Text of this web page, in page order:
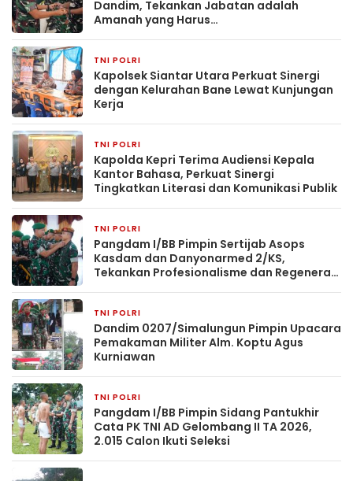
Dandim, Tekankan Jabatan adalah
Amanah yang Harus
TNI POLRI
Kapolsek Siantar Utara Perkuat Sinergi
dengan Kelurahan Bane Lewat Kunjungan
Kerja
TNI POLRI
Kapolda Kepri Terima Audiensi Kepala
Kantor Bahasa, Perkuat Sinergi
Tingkatkan Literasi dan Komunikasi Publik
TNI POLRI
Pangdam I/BB Pimpin Sertijab Asops
Kasdam dan Danyonarmed 2/KS,
Tekankan Profesionalisme dan Regenerasi
TNI POLRI
Dandim 0207/Simalungun Pimpin Upacara
Pemakaman Militer Alm. Koptu Agus
Kurniawan
TNI POLRI
Pangdam I/BB Pimpin Sidang Pantukhir
Cata PK TNI AD Gelombang II TA 2026,
2.015 Calon Ikuti Seleksi